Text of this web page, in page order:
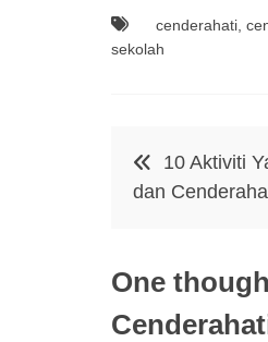
b
o
A a
cenderahati
sekolah
navigation
10 Aktiviti
dan
One